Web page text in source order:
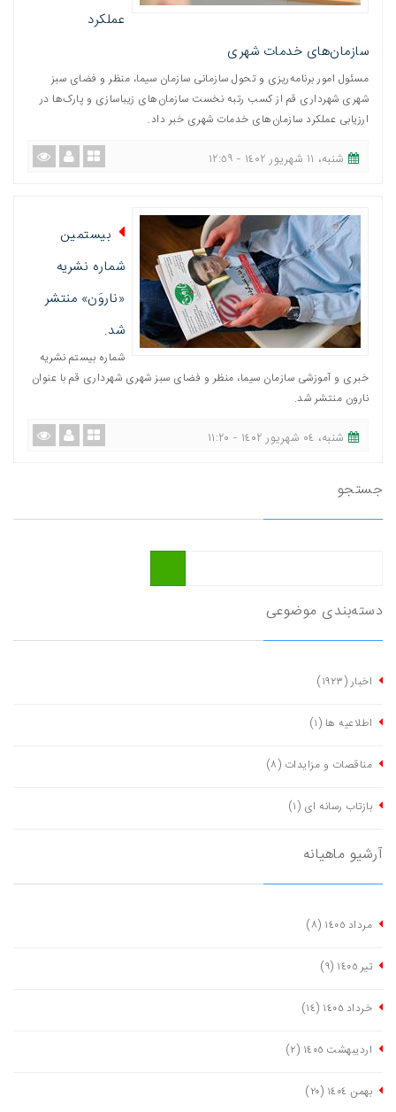
عملکرد
سازمان‌های خدمات شهری
مسئول امور برنامه‌ریزی و تحول سازمانی سازمان سیما، منظر و فضای سبز
شهری شهرداری قم از کسب رتبه نخست سازمان‌های زیباسازی و پارک‌ها در
ارزیابی عملکرد سازمان‌های خدمات شهری خبر داد.
شنبه، ١١ شهریور ١٤٠٢ - ١٢:٥٩
بیستمین
شماره نشریه
«ناروَن» منتشر
شد.
شماره بیستم نشریه
خبری و آموزشی سازمان سیما، منظر و فضای سبز شهری شهرداری قم با عنوان
نارون منتشر شد.
شنبه، ٠٤ شهریور ١٤٠٢ - ١١:٢٠
جستجو
دسته‌بندی موضوعی
اخبار(١٩٢٣)
اطلاعیه ها (١)
مناقصات و مزایدات (٨)
بازتاب رسانه ای (١)
آرشیو ماهیانه
مرداد ١٤٠٥ (٨)
تیر ١٤٠٥ (٩)
خرداد ١٤٠٥ (١٤)
اردیبهشت ١٤٠٥ (٢)
بهمن ١٤٠٤ (٢٠)